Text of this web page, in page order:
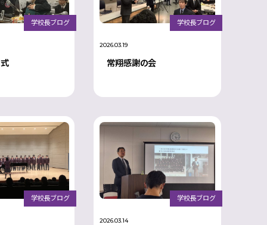
学校長ブログ
2026.03.19
学校長ブログ
常翔感謝の会
学校長ブログ
2026.03.14
学校長ブログ